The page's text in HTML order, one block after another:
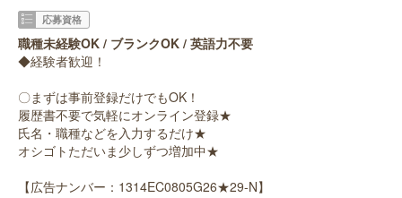
応募資格
職種未経験OK / ブランクOK / 英語力不要
◆経験者歓迎！
〇まずは事前登録だけでもOK！
履歴書不要で気軽にオンライン登録★
氏名・職種などを入力するだけ★
オシゴトただいま少しずつ増加中★
【広告ナンバー：1314EC0805G26★29-N】